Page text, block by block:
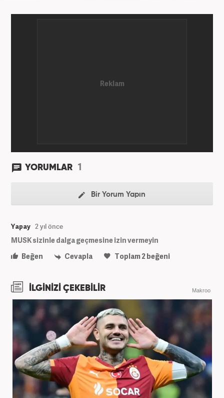
YORUMLAR 1
Bir Yorum Yapın
Yapay 2 yıl önce
MUSK sizinle dalga geçmesine izin vermeyin
Beğen
Cevapla Toplam2beğeni
İLGİNİZİ ÇEKEBİLİR Makroo